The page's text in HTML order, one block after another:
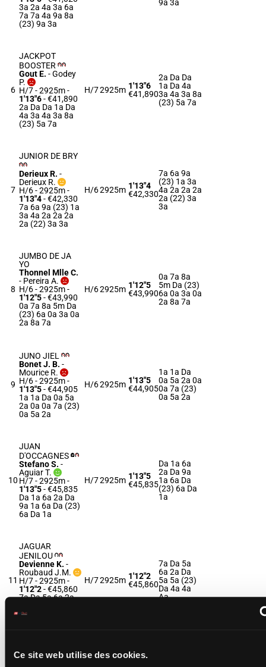
Ce site web utilise des cookies.
3a 2a 4a 3a 6a
7a 7a 4a 9a 8a
(23) 9a 3a
9a 3a
6
JACKPOT
BOOSTER
Gout E. -Godey
P.
H/7 - 2925m-
1'13"6- €41,890
2a Da Da 1a Da
4a 3a 4a 3a 8a
(23) 5a 7a
H/72925m 1'13"6
€41,890
2a Da Da
1a Da 4a
3a 4a 3a 8a
(23) 5a 7a
7
JUNIOR DE BRY
Derieux R. -
Derieux R.
H/6 - 2925m-
1'13"4- €42,330
7a 6a 9a (23) 1a
3a 4a 2a 2a 2a
2a (22) 3a 3a
H/62925m 1'13"4
€42,330
7a 6a 9a
(23) 1a 3a
4a 2a 2a 2a
2a (22) 3a
3a
8
JUMBO DE JA
YO
Thonnel Mlle C.
- Pereira A.
H/6 - 2925m-
1'12"5- €43,990
0a 7a 8a 5m Da
(23) 6a 0a 3a 0a
2a 8a 7a
H/62925m 1'12"5
€43,990
0a 7a 8a
5m Da (23)
6a 0a 3a 0a
2a 8a 7a
9
JUNO JIEL
Bonet J. B. -
Mourice R.
H/6 - 2925m-
1'13"5- €44,905
1a 1a Da 0a 5a
2a 0a 0a 7a (23)
0a 5a 2a
H/62925m 1'13"5
€44,905
1a 1a Da
0a 5a 2a 0a
0a 7a (23)
0a 5a 2a
10
JUAN
D'OCCAGNES
Stefano S. -
Aguiar T.
H/7 - 2925m-
1'13"5- €45,835
Da 1a 6a 2a Da
9a 1a 6a Da (23)
6a Da 1a
H/72925m 1'13"5
€45,835
Da 1a 6a
2a Da 9a
1a 6a Da
(23) 6a Da
1a
11
JAGUAR
JENILOU
Devienne K. -
Roubaud J.M.
H/7 - 2925m-
1'12"2- €45,860
7a Da 5a 6a 2a
4a 4a Aa
H/72925m 1'12"2
€45,860
7a Da 5a
6a 2a Da
5a 5a (23)
Da 4a 4a
Aa
KERYANN